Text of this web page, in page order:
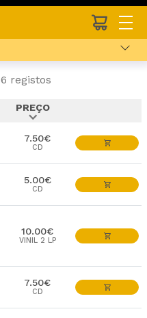
registos
PREÇO
expand_more
7.50€
CD
5.00€
CD
10.00€
VINIL 2 LP
7.50€
CD